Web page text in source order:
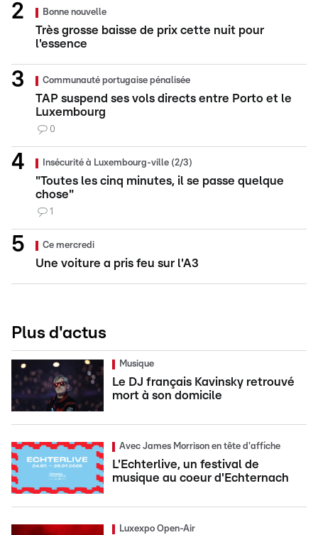
Bonne nouvelle
Très grosse baisse de prix cette nuit pour
l'essence
Communauté portugaise pénalisée
TAP suspend ses vols directs entre Porto et le
Luxembourg
0
Insécurité à Luxembourg-ville (2/3)
"Toutes les cinq minutes, il se passe quelque
chose"
1
Ce mercredi
Une voiture a pris feu sur l'A3
Plus d'actus
Musique
Le DJ français Kavinsky retrouvé
mort à son domicile
Avec James Morrison en tête d'affiche
L'Echterlive, un festival de
musique au coeur d'Echternach
Luxexpo Open-Air